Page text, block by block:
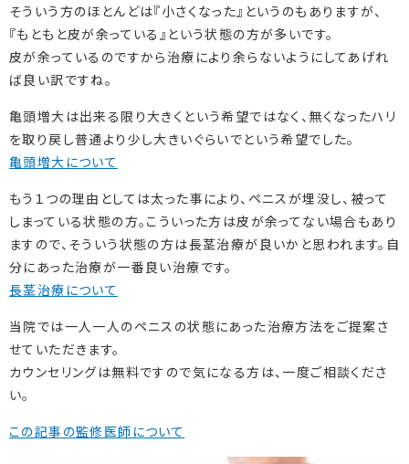
そういう方のほとんどは『小さくなった』というのもありますが、
『もともと皮が余っている』という状態の方が多いです。
皮が余っているのですから治療により余らないようにしてあげれ
ば良い訳ですね。
亀頭増大は出来る限り大きくという希望ではなく、無くなったハリ
を取り戻し普通より少し大きいぐらいでという希望でした。
亀頭増大について
もう１つの理由としては太った事により、ペニスが埋没し、被って
しまっている状態の方。こういった方は皮が余ってない場合もあり
ますので、そういう状態の方は長茎治療が良いかと思われます。自
分にあった治療が一番良い治療です。
長茎治療について
当院では一人一人のペニスの状態にあった治療方法をご提案さ
せていただきます。
カウンセリングは無料ですので気になる方は、一度ご相談くださ
い。
この記事の監修医師について